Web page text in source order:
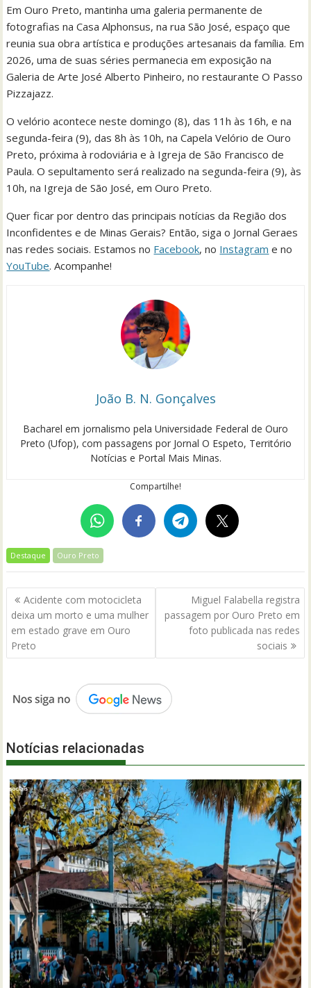
Em Ouro Preto, mantinha uma galeria permanente de
fotografias na Casa Alphonsus, na rua São José, espaço que
reunia sua obra artística e produções artesanais da família. Em
2026, uma de suas séries permanecia em exposição na
Galeria de Arte José Alberto Pinheiro, no restaurante O Passo
Pizzajazz.
O velório acontece neste domingo (8), das 11h às 16h, e na
segunda-feira (9), das 8h às 10h, na Capela Velório de Ouro
Preto, próxima à rodoviária e à Igreja de São Francisco de
Paula. O sepultamento será realizado na segunda-feira (9), às
10h, na Igreja de São José, em Ouro Preto.
Quer ficar por dentro das principais notícias da Região dos
Inconfidentes e de Minas Gerais? Então, siga o Jornal Geraes
nas redes sociais. Estamos no Facebook, no Instagram e no
YouTube. Acompanhe!
João B. N. Gonçalves
Bacharel em jornalismo pela Universidade Federal de Ouro
Preto (Ufop), com passagens por Jornal O Espeto, Território
Notícias e Portal Mais Minas.
Compartilhe!
Destaque Ouro Preto
Navegação
de
Post
Acidente com motocicleta
deixa um morto e uma mulher
em estado grave em Ouro
Preto
Miguel Falabella registra
passagem por Ouro Preto em
foto publicada nas redes
sociais
Notícias relacionadas